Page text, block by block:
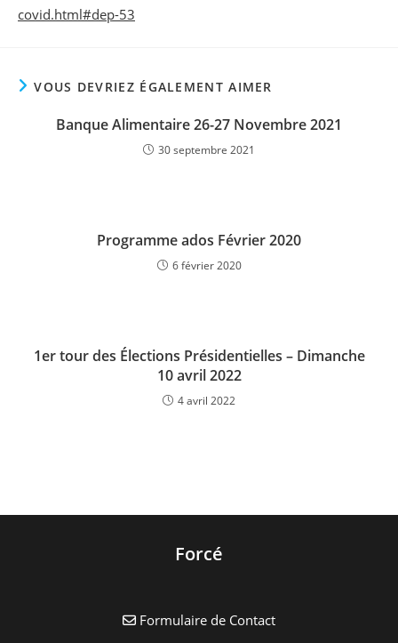
covid.html#dep-53
VOUS DEVRIEZ ÉGALEMENT AIMER
Banque Alimentaire 26-27 Novembre 2021
30 septembre 2021
Programme ados Février 2020
6 février 2020
1er tour des Élections Présidentielles – Dimanche
10 avril 2022
4 avril 2022
Forcé
Formulaire de Contact